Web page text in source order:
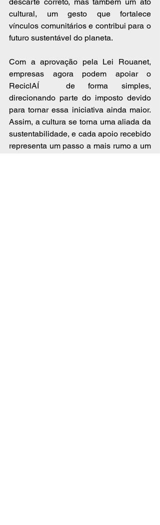
cultural, um gesto que fortalece
vínculos comunitários e contribui para o
futuro sustentável do planeta.
Com a aprovação pela Lei Rouanet,
empresas agora podem apoiar o
ReciclAÍ  de forma simples,
direcionando parte do imposto devido
para tornar essa iniciativa ainda maior.
Assim, a cultura se torna uma aliada da
sustentabilidade, e cada apoio recebido
representa um passo a mais rumo a um